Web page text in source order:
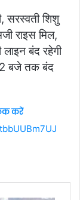
सरस्वती शिशु
राइस मिल,
बंद रहेगी
2 बजे तक बंद
करें